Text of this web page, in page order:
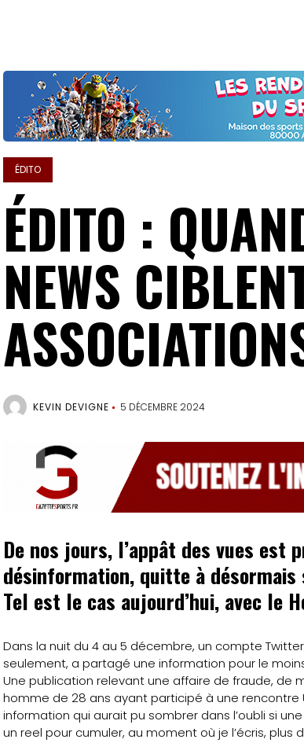
Accueil
Gazette
Sports
ÉDITO
ÉDITO :
NEWS
KEVIN DEVIGNE 5 DÉCEMBRE 2024
De nos jours, l’appât des vues est
désinformation, quitte à
Tel est le cas aujourd’hui, avec le
Dans la nuit du 4 au 5 décembre, un compte
seulement, a partagé une information pour le
Une publication relevant une affaire de fraude, de
homme de 28 ans ayant participé à une rencontre
information qui aurait pu sombrer dans l’oubli si
un reel pour cumuler, au moment où je l’écris, plus